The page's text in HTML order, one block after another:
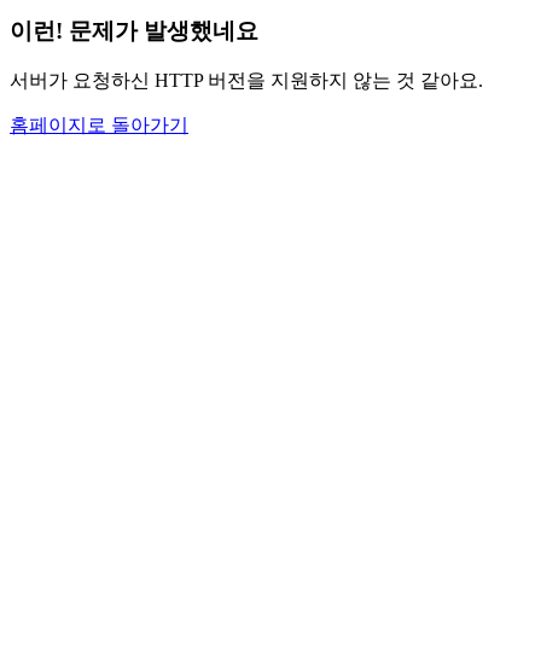
이런! 문제가 발생했네요
서버가 요청하신 HTTP 버전을 지원하지 않는 것 같아요.
홈페이지로 돌아가기